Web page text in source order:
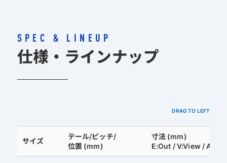
SPEC & LINEUP
仕様・ラインナップ
DRAG TO LEFT
サイズ
テール/ピッチ/
位置 (mm)
寸法 (mm)
E:Out / V:View / A:Act